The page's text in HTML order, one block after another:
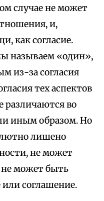
случае не может
и,
как согласие.
называем «один»,
из-за согласия
тех аспектов
различаются во
иным образом. Но
лишено
не может
не может быть
или соглашение.